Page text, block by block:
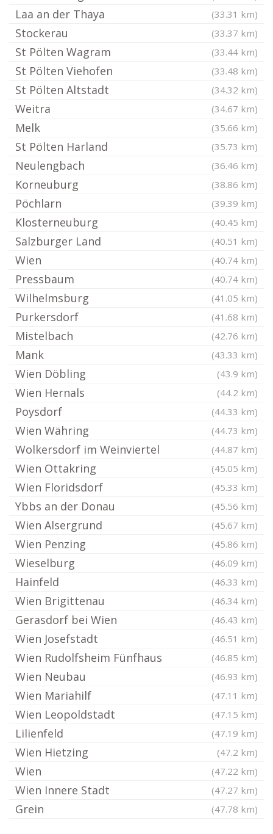
Laa an der Thaya (33.31 km)
Stockerau (33.37 km)
St Pölten Wagram (33.44 km)
St Pölten Viehofen (33.48 km)
St Pölten Altstadt (34.32 km)
Weitra (34.67 km)
Melk (35.66 km)
St Pölten Harland (35.73 km)
Neulengbach (36.46 km)
Korneuburg (38.86 km)
Pöchlarn (39.39 km)
Klosterneuburg (40.45 km)
Salzburger Land (40.51 km)
Wien (40.74 km)
Pressbaum (40.74 km)
Wilhelmsburg (41.05 km)
Purkersdorf (41.68 km)
Mistelbach (42.76 km)
Mank (43.33 km)
Wien Döbling (43.9 km)
Wien Hernals (44.2 km)
Poysdorf (44.33 km)
Wien Währing (44.73 km)
Wolkersdorf im Weinviertel (44.87 km)
Wien Ottakring (45.05 km)
Wien Floridsdorf (45.33 km)
Ybbs an der Donau (45.56 km)
Wien Alsergrund (45.67 km)
Wien Penzing (45.86 km)
Wieselburg (46.09 km)
Hainfeld (46.33 km)
Wien Brigittenau (46.34 km)
Gerasdorf bei Wien (46.43 km)
Wien Josefstadt (46.51 km)
Wien Rudolfsheim Fünfhaus (46.85 km)
Wien Neubau (46.93 km)
Wien Mariahilf (47.11 km)
Wien Leopoldstadt (47.15 km)
Lilienfeld (47.19 km)
Wien Hietzing (47.2 km)
Wien (47.22 km)
Wien Innere Stadt (47.27 km)
Grein (47.78 km)